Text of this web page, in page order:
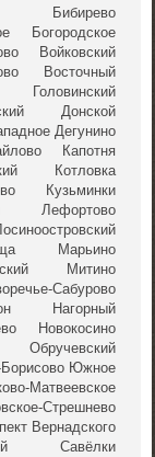
Бибирево
Богородское
Войковский
Восточный
Головинский
Донской
Дегунино
Капотня
Котловка
Кузьминки
Лефортово
Марьино
Митино
Сабурово
Нагорный
Новокосино
Обручевский
Южное
Матвеевское
Стрешнево
Вернадского
Савёлки